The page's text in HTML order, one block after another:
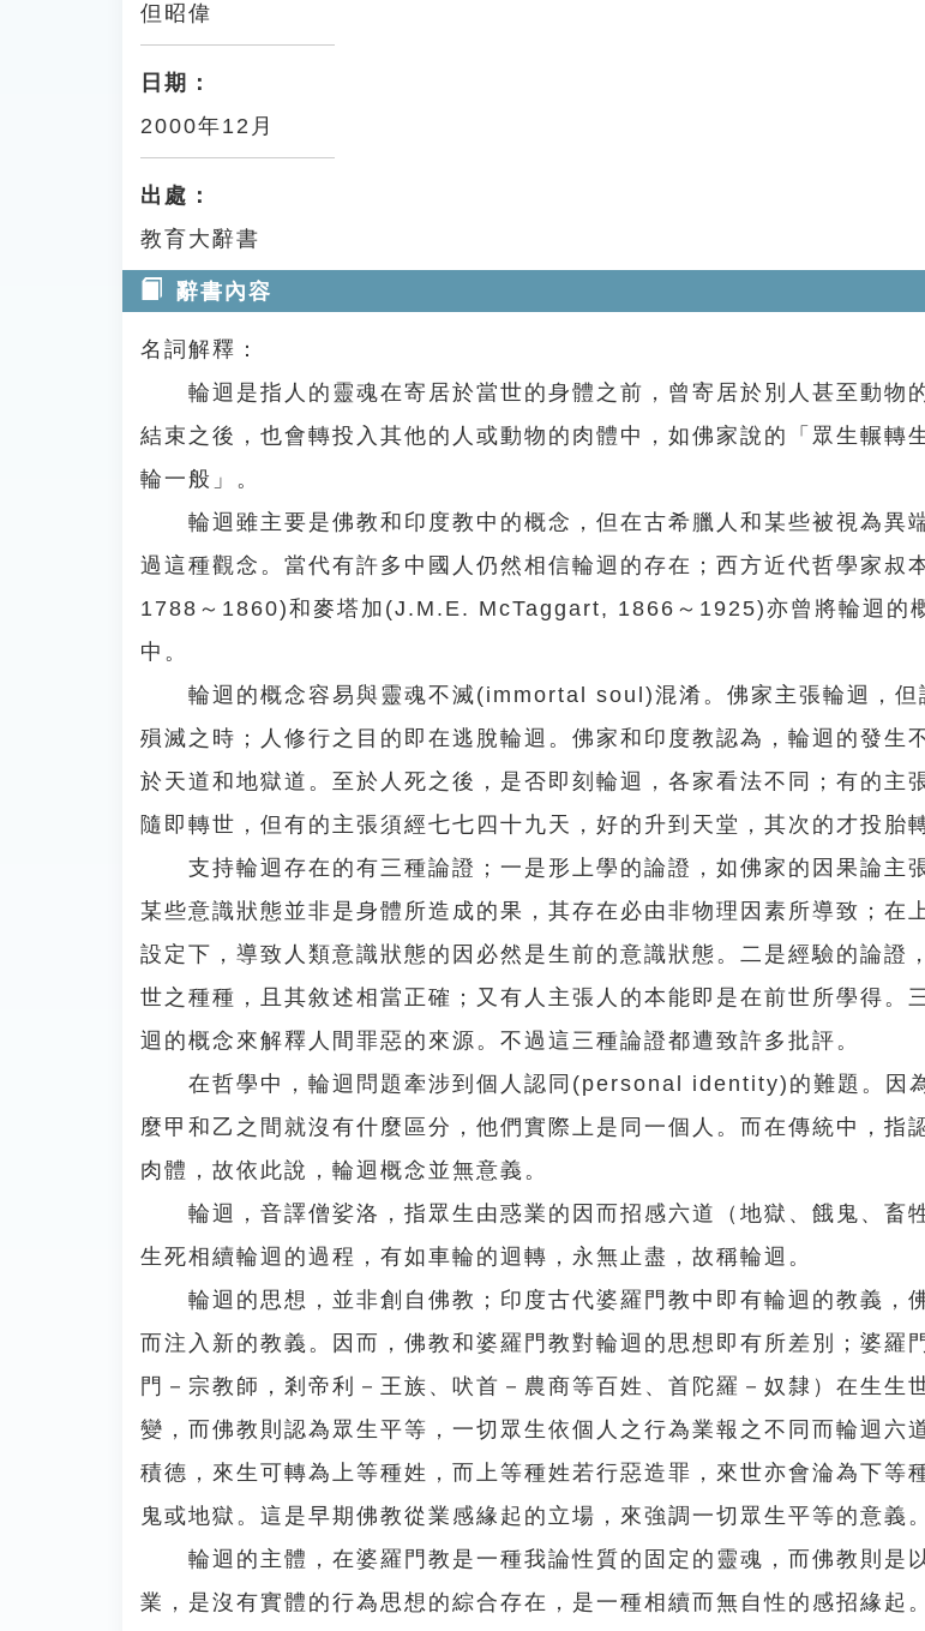
但昭偉
日期：
2000年12月
出處：
教育大辭書
辭書內容
名詞解釋：
輪迴是指人的靈魂在寄居於當世的身體之前，曾寄居於別人甚至動物
結束之後，也會轉投入其他的人或動物的肉體中，如佛家說的「眾生輾轉
輪一般」。
輪迴雖主要是佛教和印度教中的概念，但在古希臘人和某些被視為異
過這種觀念。當代有許多中國人仍然相信輪迴的存在；西方近代哲學家
1788～1860)和麥塔加(J.M.E. McTaggart, 1866～1925)亦曾將輪迴的
中。
輪迴的概念容易與靈魂不滅(immortal soul)混淆。佛家主張輪迴，但
殞滅之時；人修行之目的即在逃脫輪迴。佛家和印度教認為，輪迴的發生
於天道和地獄道。至於人死之後，是否即刻輪迴，各家看法不同；有的主
隨即轉世，但有的主張須經七七四十九天，好的升到天堂，其次的才投胎
支持輪迴存在的有三種論證；一是形上學的論證，如佛家的因果論主張
某些意識狀態並非是身體所造成的果，其存在必由非物理因素所導致；在
設定下，導致人類意識狀態的因必然是生前的意識狀態。二是經驗的論證
世之種種，且其敘述相當正確；又有人主張人的本能即是在前世所學得。
迴的概念來解釋人間罪惡的來源。不過這三種論證都遭致許多批評。
在哲學中，輪迴問題牽涉到個人認同(personal identity)的難題。因
麼甲和乙之間就沒有什麼區分，他們實際上是同一個人。而在傳統中，指
肉體，故依此說，輪迴概念並無意義。
輪迴，音譯僧娑洛，指眾生由惑業的因而招感六道（地獄、餓鬼、畜
生死相續輪迴的過程，有如車輪的迴轉，永無止盡，故稱輪迴。
輪迴的思想，並非創自佛教；印度古代婆羅門教中即有輪迴的教義，佛
而注入新的教義。因而，佛教和婆羅門教對輪迴的思想即有所差別；婆羅
門－宗教師，剎帝利－王族、吠首－農商等百姓、首陀羅－奴隸）在生生
變，而佛教則認為眾生平等，一切眾生依個人之行為業報之不同而輪迴六
積德，來生可轉為上等種姓，而上等種姓若行惡造罪，來世亦會淪為下等
鬼或地獄。這是早期佛教從業感緣起的立場，來強調一切眾生平等的意義。
輪迴的主體，在婆羅門教是一種我論性質的固定的靈魂，而佛教則是以
業，是沒有實體的行為思想的綜合存在，是一種相續而無自性的感招緣起